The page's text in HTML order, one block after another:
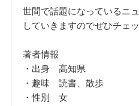
世間で話題になっているニ
していきますのでぜひチェ
著者情報
・出身 高知県
・趣味 読書、散歩
・性別 女